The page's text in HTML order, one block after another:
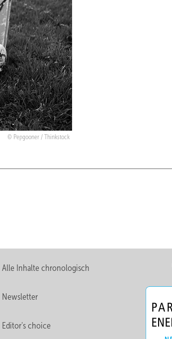
Pepgooner / Thinkstock
Alle Inhalte chronologisch
Newsletter
Editor's choice